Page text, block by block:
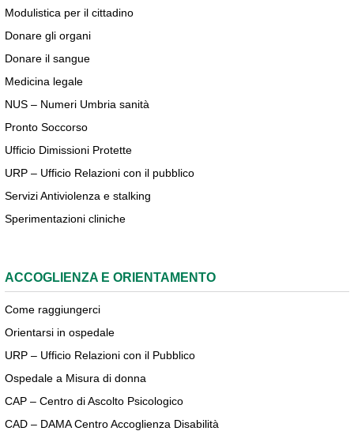
Modulistica per il cittadino
Donare gli organi
Donare il sangue
Medicina legale
NUS – Numeri Umbria sanità
Pronto Soccorso
Ufficio Dimissioni Protette
URP – Ufficio Relazioni con il pubblico
Servizi Antiviolenza e stalking
Sperimentazioni cliniche
ACCOGLIENZA E ORIENTAMENTO
Come raggiungerci
Orientarsi in ospedale
URP – Ufficio Relazioni con il Pubblico
Ospedale a Misura di donna
CAP – Centro di Ascolto Psicologico
CAD – DAMA Centro Accoglienza Disabilità